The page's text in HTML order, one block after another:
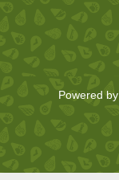
Powered by